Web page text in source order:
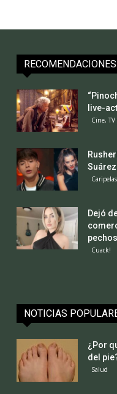
live-
Cine, TV
Caripelas
Dejó
pechos
Cuack!
NOTICIAS
¿Por
del
Salud